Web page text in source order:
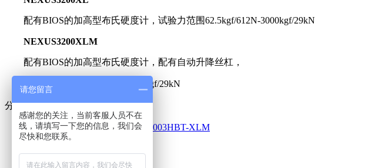
配有BIOS的加高型布氏硬度计，试验力范围62.5kgf/612N-3000kgf/29kN
NEXUS3200XLM
配有BIOS的加高型布氏硬度计，配有自动升降丝杠，
试验力范围62.5kgf/612N-3000kgf/29kN
分享到：
上一篇：布氏重型机NEXUS-8003HBT-XLM
关于我们
请您留言
感谢您的关注，当前客服人员不在
线，请填写一下您的信息，我们会
尽快和您联系。